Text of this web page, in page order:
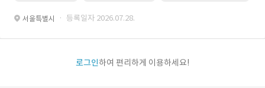
서울특별시 · 등록일자 2026.07.28.
로그인하여 편리하게 이용하세요!